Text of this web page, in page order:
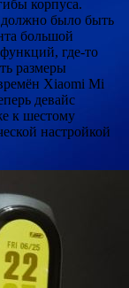
корпуса.
должно было быть
большой
где-то
размеры
Xiaomi Mi
девайс
к шестому
настройкой